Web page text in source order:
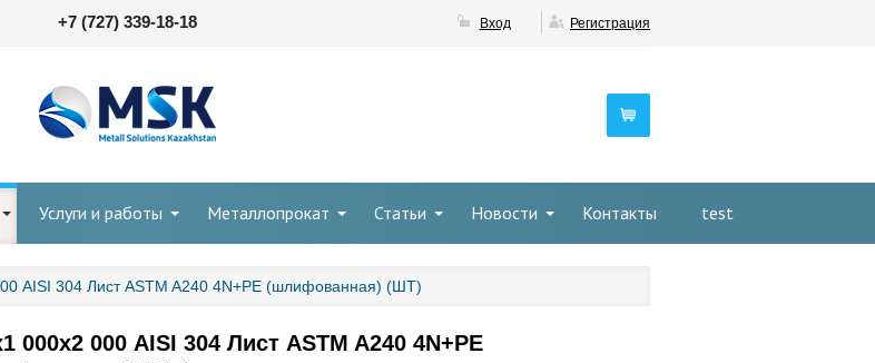
+7 (727) 339-18-18 Вход Регистрация
Услуги и работы Металлопрокат Статьи Новости Контакты test
AISI 304 Лист ASTM A240 4N+PE (шлифованная) (ШТ)
000х2 000 AISI 304 Лист ASTM A240 4N+PE